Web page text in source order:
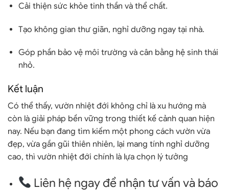
Cải thiện sức khỏe tinh thần và thể chất.
Tạo không gian thư giãn, nghỉ dưỡng ngay tại nhà.
Góp phần bảo vệ môi trường và cân bằng hệ sinh thái
nhỏ.
Kết luận
Có thể thấy, vườn nhiệt đới không chỉ là xu hướng mà
còn là giải pháp bền vững trong thiết kế cảnh quan hiện
nay. Nếu bạn đang tìm kiếm một phong cách vườn vừa
đẹp, vừa gần gũi thiên nhiên, lại mang tính nghỉ dưỡng
cao, thì vườn nhiệt đới chính là lựa chọn lý tưởng
Liên hệ ngay để nhận tư vấn và báo